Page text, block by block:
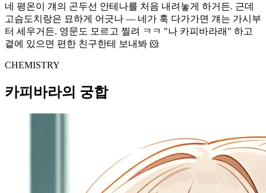
네 평온이 걔의 곤두선 안테나를 처음 내려놓게 하거든. 근데
고슴도치랑은 묘하게 어긋나 — 네가 훅 다가가면 걔는 가시부
터 세우거든. 영문도 모르고 찔려 ㅋㅋ "나 카피바라래" 하고
곁에 있으면 편한 친구한테 보내봐 🐹
CHEMISTRY
카피바라의 궁합